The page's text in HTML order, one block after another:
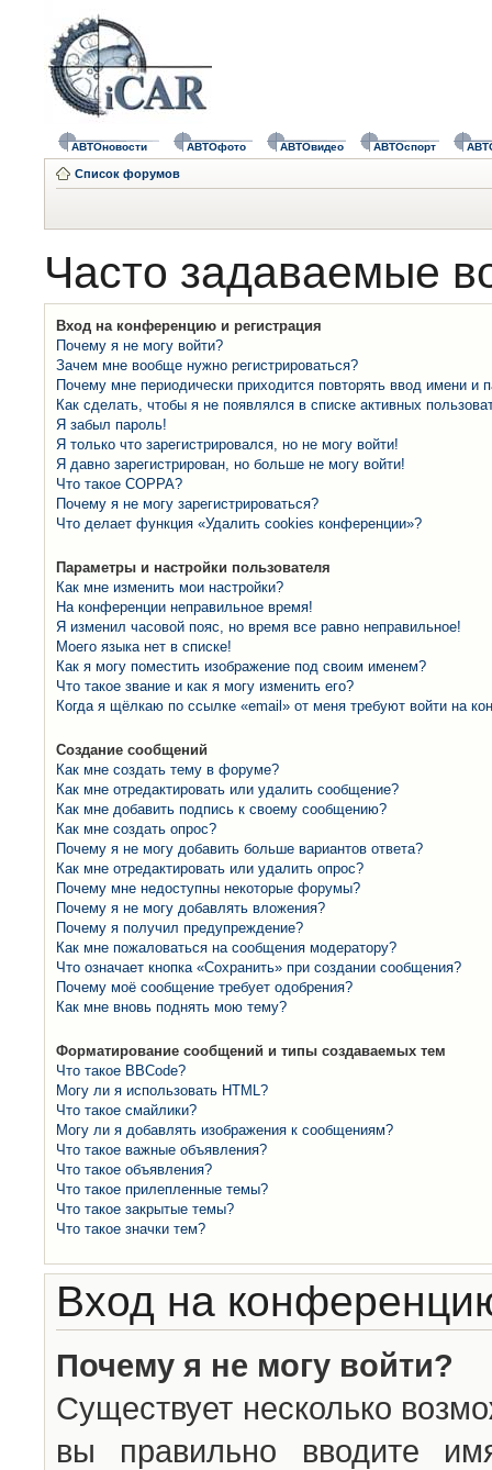
АВТОновости АВТОфото АВТОвидео АВТОспорт
Список форумов
Часто задаваемые
Вход на конференцию и регистрация
Почему я не могу войти?
Зачем мне вообще нужно регистрироваться?
Почему мне периодически приходится повторять ввод имени и
Как сделать, чтобы я не появлялся в списке активных
Я забыл пароль!
Я только что зарегистрировался, но не могу войти!
Я давно зарегистрирован, но больше не могу войти!
Что такое COPPA?
Почему я не могу зарегистрироваться?
Что делает функция «Удалить cookies конференции»?
Параметры и настройки пользователя
Как мне изменить мои настройки?
На конференции неправильное время!
Я изменил часовой пояс, но время все равно неправильное!
Моего языка нет в списке!
Как я могу поместить изображение под своим именем?
Что такое звание и как я могу изменить его?
Когда я щёлкаю по ссылке «email» от меня требуют войти на
Создание сообщений
Как мне создать тему в форуме?
Как мне отредактировать или удалить сообщение?
Как мне добавить подпись к своему сообщению?
Как мне создать опрос?
Почему я не могу добавить больше вариантов ответа?
Как мне отредактировать или удалить опрос?
Почему мне недоступны некоторые форумы?
Почему я не могу добавлять вложения?
Почему я получил предупреждение?
Как мне пожаловаться на сообщения модератору?
Что означает кнопка «Сохранить» при создании сообщения?
Почему моё сообщение требует одобрения?
Как мне вновь поднять мою тему?
Форматирование сообщений и типы создаваемых тем
Что такое BBCode?
Могу ли я использовать HTML?
Что такое смайлики?
Могу ли я добавлять изображения к сообщениям?
Что такое важные объявления?
Что такое объявления?
Что такое прилепленные темы?
Что такое закрытые темы?
Что такое значки тем?
Вход на
Почему я не могу войти?
Существует несколько
вы правильно вводите